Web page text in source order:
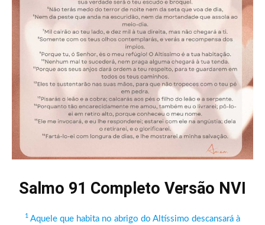
Salmo 91 Completo Versão NVI
1 Aquele que habita no abrigo do Altíssimo descansará à